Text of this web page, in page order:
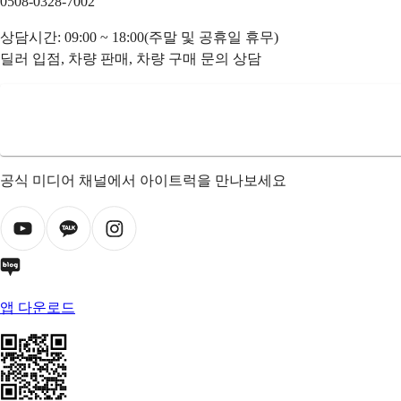
상담시간: 09:00 ~ 18:00(주말 및 공휴일 휴무)
딜러 입점, 차량 판매, 차량 구매 문의 상담
공식 미디어 채널에서 아이트럭을 만나보세요
앱 다운로드